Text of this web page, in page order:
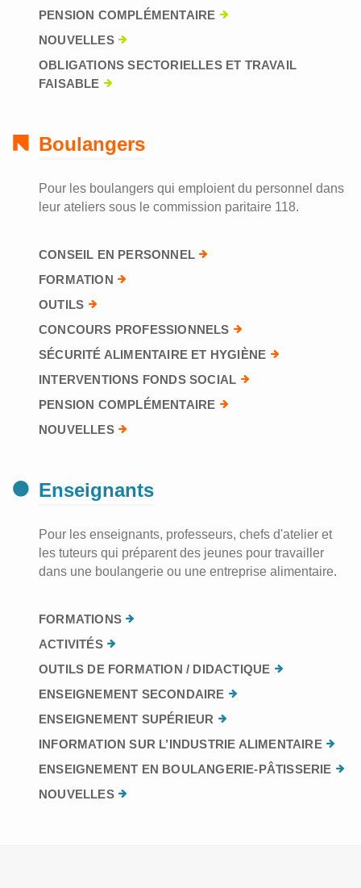
PENSION COMPLÉMENTAIRE
NOUVELLES
OBLIGATIONS SECTORIELLES ET TRAVAIL
FAISABLE
Boulangers
Pour les boulangers qui emploient du personnel dans
leur ateliers sous le commission paritaire 118.
CONSEIL EN PERSONNEL
FORMATION
OUTILS
CONCOURS PROFESSIONNELS
SÉCURITÉ ALIMENTAIRE ET HYGIÈNE
INTERVENTIONS FONDS SOCIAL
PENSION COMPLÉMENTAIRE
NOUVELLES
Enseignants
Pour les enseignants, professeurs, chefs d'atelier et
les tuteurs qui préparent des jeunes pour travailler
dans une boulangerie ou une entreprise alimentaire.
FORMATIONS
ACTIVITÉS
OUTILS DE FORMATION / DIDACTIQUE
ENSEIGNEMENT SECONDAIRE
ENSEIGNEMENT SUPÉRIEUR
INFORMATION SUR L’INDUSTRIE ALIMENTAIRE
ENSEIGNEMENT EN BOULANGERIE-PÂTISSERIE
NOUVELLES